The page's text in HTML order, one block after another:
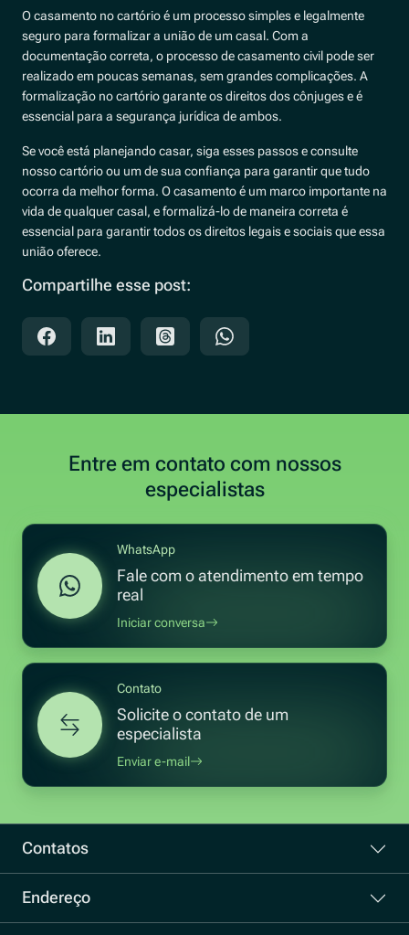
O casamento no cartório é um processo simples e legalmente
seguro para formalizar a união de um casal. Com a
documentação correta, o processo de casamento civil pode ser
realizado em poucas semanas, sem grandes complicações. A
formalização no cartório garante os direitos dos cônjuges e é
essencial para a segurança jurídica de ambos.
Se você está planejando casar, siga esses passos e consulte
nosso cartório ou um de sua confiança para garantir que tudo
ocorra da melhor forma. O casamento é um marco importante na
vida de qualquer casal, e formalizá-lo de maneira correta é
essencial para garantir todos os direitos legais e sociais que essa
união oferece.
Compartilhe esse post:
Entre em contato com nossos
especialistas
WhatsApp
Fale com o atendimentoem tempo
real
Iniciar conversa
Contato
Solicite o contato de um
especialista
Enviar e-mail
Contatos
Endereço